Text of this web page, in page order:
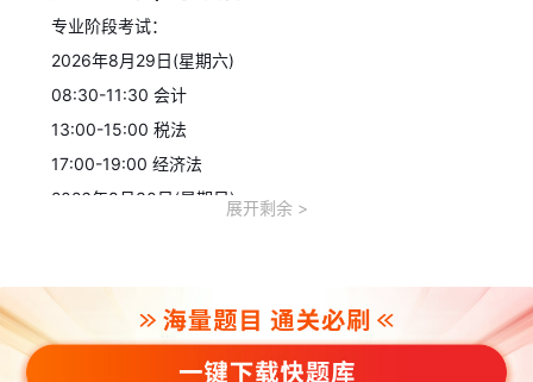
专业阶段考试：
2026年8月29日(星期六)
08:30-11:30 会计
13:00-15:00 税法
17:00-19:00 经济法
2026年8月30日(星期日)
17:00-19:00 公司战略与风险管理
综合阶段考试：
2026年8月30日(星期日)
展开剩余